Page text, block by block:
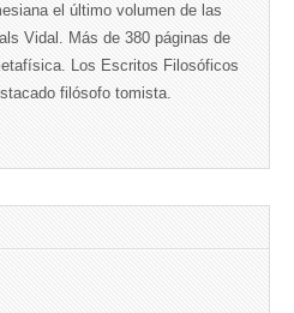
el último volumen de las
Vidal. Más de 380 páginas de
Los Escritos Filosóficos
filósofo tomista.